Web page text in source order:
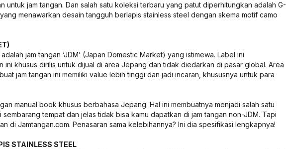
untuk jam tangan. Dan salah satu koleksi terbaru yang patut diperhitungkan adalah G-
menawarkan desain tangguh berlapis stainless steel dengan skema motif camo
jam tangan ‘JDM’ (Japan Domestic Market) yang istimewa. Label ini
ini khusus dirilis untuk dijual di area Jepang dan tidak diedarkan di pasar global. Area
jam tangan ini memiliki value lebih tinggi dan jadi incaran, khususnya untuk para
manual book khusus berbahasa Jepang. Hal ini membuatnya menjadi salah satu
tempat dan jelas tidak bisa kamu dapatkan di jam tangan non-JDM. Tapi
di Jamtangan.com. Penasaran sama kelebihannya? Ini dia spesifikasi lengkapnya!
STAINLESS STEEL